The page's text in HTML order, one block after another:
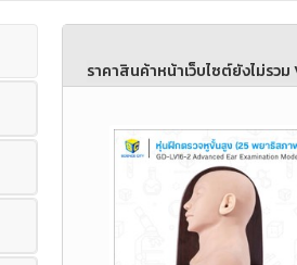
ราคาสินค้าหน้าเว็บไซต์ยังไม่ร